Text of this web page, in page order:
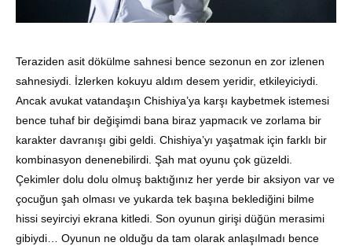
Teraziden asit dökülme sahnesi bence sezonun en zor izlenen
sahnesiydi. İzlerken kokuyu aldım desem yeridir, etkileyiciydi.
Ancak avukat vatandaşın Chishiya’ya karşı kaybetmek istemesi
bence tuhaf bir değişimdi bana biraz yapmacık ve zorlama bir
karakter davranışı gibi geldi. Chishiya’yı yaşatmak için farklı bir
kombinasyon denenebilirdi. Şah mat oyunu çok güzeldi.
Çekimler dolu dolu olmuş baktığınız her yerde bir aksiyon var ve
çocuğun şah olması ve yukarda tek başına beklediğini bilme
hissi seyirciyi ekrana kitledi. Son oyunun girişi düğün merasimi
gibiydi… Oyunun ne olduğu da tam olarak anlaşılmadı bence